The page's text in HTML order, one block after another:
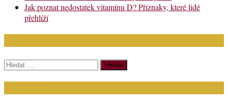
Jak poznat nedostatek vitamínu D? Příznaky, které lidé
přehlíží
Vyhledávání